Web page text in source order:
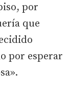
por
que
por esperar